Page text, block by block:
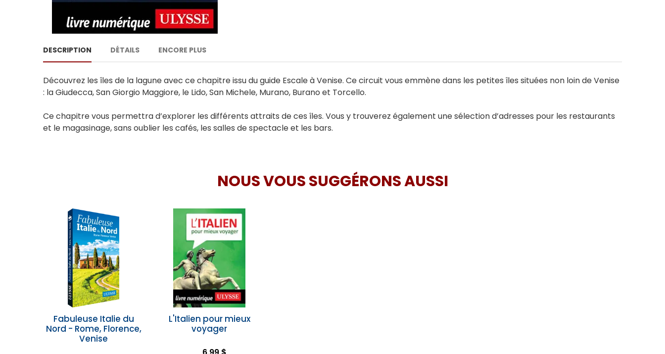
DESCRIPTION DÉTAILS ENCORE PLUS
Découvrez les îles de la lagune avec ce chapitre issu du guide Escale à Venise. Ce circuit vous emmène dans les petites îles situées non loin de Venise
: la Giudecca, San Giorgio Maggiore, le Lido, San Michele, Murano, Burano et Torcello.
Ce chapitre vous permettra d’explorer les différents attraits de ces îles. Vous y trouverez également une sélection d’adresses pour les restaurants
et le magasinage, sans oublier les cafés, les salles de spectacle et les bars.
NOUS VOUS SUGGÉRONS AUSSI
Fabuleuse Italie du
Nord - Rome, Florence,
Venise
L'Italien pour mieux
voyager